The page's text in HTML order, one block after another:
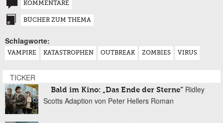
KOMMENTARE
BÜCHER ZUM THEMA
Schlagworte:
VAMPIRE KATASTROPHEN OUTBREAK ZOMBIES VIRUS
TICKER
Bald im Kino: „Das Ende der Sterne“ Ridley
Scotts Adaption von Peter Hellers Roman